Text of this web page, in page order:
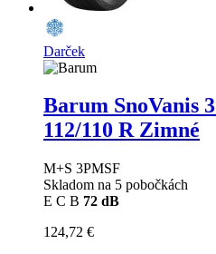
Darček
Barum SnoVanis 3
112/110 R Zimné
M+S 3PMSF
Skladom na 5 pobočkách
E C B 72 dB
124,72 €